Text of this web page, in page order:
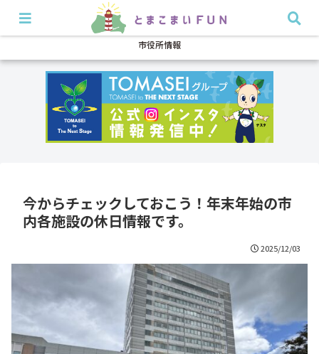
開店・閉店 イベント グルメ 特集 耳より
市役所情報
今からチェックしておこう！年末年始の市
内各施設の休日情報です。
2025/12/03